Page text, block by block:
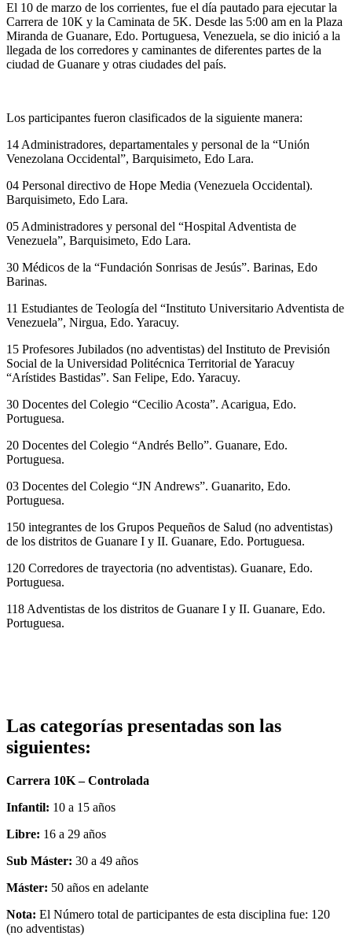
El 10 de marzo de los corrientes, fue el día pautado para ejecutar la
Carrera de 10K y la Caminata de 5K. Desde las 5:00 am en la Plaza
Miranda de Guanare, Edo. Portuguesa, Venezuela, se dio inició a la
llegada de los corredores y caminantes de diferentes partes de la
ciudad de Guanare y otras ciudades del país.
Los participantes fueron clasificados de la siguiente manera:
14 Administradores, departamentales y personal de la “Unión
Venezolana Occidental”, Barquisimeto, Edo Lara.
04 Personal directivo de Hope Media (Venezuela Occidental).
Barquisimeto, Edo Lara.
05 Administradores y personal del “Hospital Adventista de
Venezuela”, Barquisimeto, Edo Lara.
30 Médicos de la “Fundación Sonrisas de Jesús”. Barinas, Edo
Barinas.
11 Estudiantes de Teología del “Instituto Universitario Adventista de
Venezuela”, Nirgua, Edo. Yaracuy.
15 Profesores Jubilados (no adventistas) del Instituto de Previsión
Social de la Universidad Politécnica Territorial de Yaracuy
“Arístides Bastidas”. San Felipe, Edo. Yaracuy.
30 Docentes del Colegio “Cecilio Acosta”. Acarigua, Edo.
Portuguesa.
20 Docentes del Colegio “Andrés Bello”. Guanare, Edo.
Portuguesa.
03 Docentes del Colegio “JN Andrews”. Guanarito, Edo.
Portuguesa.
150 integrantes de los Grupos Pequeños de Salud (no adventistas)
de los distritos de Guanare I y II. Guanare, Edo. Portuguesa.
120 Corredores de trayectoria (no adventistas). Guanare, Edo.
Portuguesa.
118 Adventistas de los distritos de Guanare I y II. Guanare, Edo.
Portuguesa.
Las categorías presentadas son las
siguientes:
Carrera 10K – Controlada
Infantil: 10 a 15 años
Libre: 16 a 29 años
Sub Máster: 30 a 49 años
Máster: 50 años en adelante
Nota: El Número total de participantes de esta disciplina fue: 120
(no adventistas)